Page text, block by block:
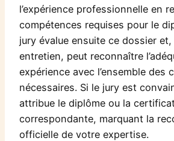
l’expérience professionnelle en
compétences requises pour le
jury évalue ensuite ce dossier et,
entretien, peut reconnaître
expérience avec l’ensemble des
nécessaires. Si le jury est
attribue le diplôme ou la
correspondante, marquant la
officielle de votre expertise.